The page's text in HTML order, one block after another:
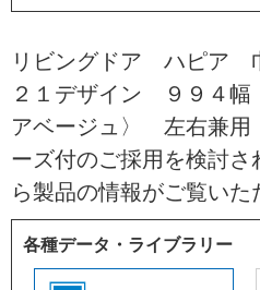
リビングドア ハピア
２１デザイン ９９４
アベージュ〉 左右兼
ーズ付のご採用を検討
ら製品の情報がご覧いた
各種データ・ライブラリー